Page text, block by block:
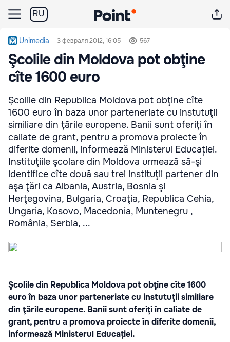
RU
Unimedia 3 февраля 2012, 16:05 567
Şcolile din Moldova pot obţine
cîte 1600 euro
Şcolile din Republica Moldova pot obţine cîte
1600 euro în baza unor parteneriate cu instutuţii
similiare din ţările europene. Banii sunt oferiţi în
caliate de grant, pentru a promova proiecte în
diferite domenii, informează Ministerul Educației.
Instituţiile şcolare din Moldova urmează să-şi
identifice cîte două sau trei instituţii partener din
aşa ţări ca Albania, Austria, Bosnia şi
Herţegovina, Bulgaria, Croaţia, Republica Cehia,
Ungaria, Kosovo, Macedonia, Muntenegru ,
România, Serbia, ...
Şcolile din Republica Moldova pot obţine cîte 1600
euro în baza unor parteneriate cu instutuţii similiare
din ţările europene. Banii sunt oferiţi în caliate de
grant, pentru a promova proiecte în diferite domenii,
informează Ministerul Educației.